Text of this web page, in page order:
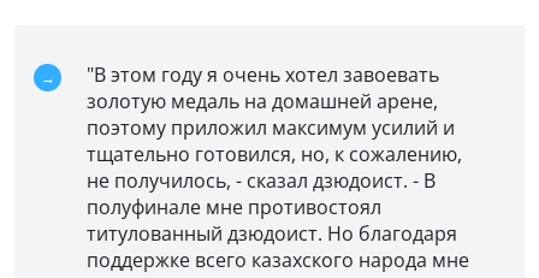
"В этом году я очень хотел завоевать
золотую медаль на домашней арене,
поэтому приложил максимум усилий и
тщательно готовился, но, к сожалению,
не получилось, - сказал дзюдоист. - В
полуфинале мне противостоял
титулованный дзюдоист. Но благодаря
поддержке всего казахского народа мне